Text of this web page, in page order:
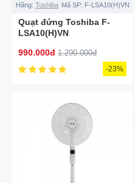
Hãng: Toshiba Mã SP: F-LSA10(H)VN
Quạt đứng Toshiba F-
LSA10(H)VN
990.000đ 1.290.000đ
-23%